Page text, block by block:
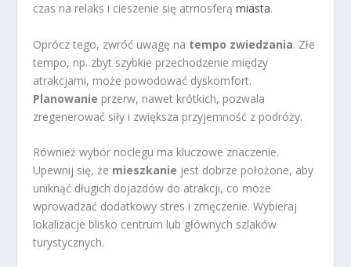
czas na relaks i cieszenie się atmosferąmiasta.
Oprócz tego, zwróć uwagę na tempo zwiedzania. Złe
tempo, np. zbyt szybkie przechodzenie między
atrakcjami, może powodować dyskomfort.
Planowanie przerw, nawet krótkich, pozwala
zregenerować siły i zwiększa przyjemność z podróży.
Również wybór noclegu ma kluczowe znaczenie.
Upewnij się, że mieszkanie jest dobrze położone, aby
uniknąć długich dojazdów do atrakcji, co może
wprowadzać dodatkowy stres i zmęczenie. Wybieraj
lokalizacje blisko centrum lub głównych szlaków
turystycznych.